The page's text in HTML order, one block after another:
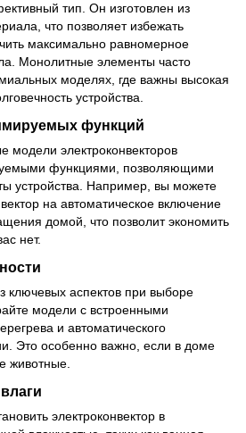
тип. Он изготовлен из
что позволяет избежать
максимально равномерное
Монолитные элементы часто
моделях, где важны высокая
устройства.
функций
модели электроконвекторов
функциями, позволяющими
устройства. Например, вы можете
на автоматическое включение
домой, что позволит экономить
нет.
ключевых аспектов при выборе
модели с встроенными
и автоматического
Это особенно важно, если в доме
животные.
электроконвектор в